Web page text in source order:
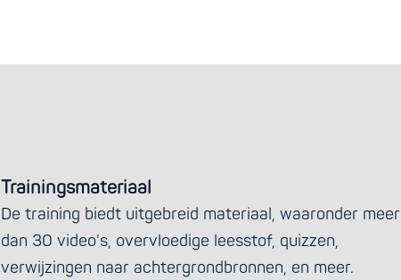
Trainingsmateriaal
De training biedt uitgebreid materiaal, waaronder meer
dan 30 video's, overvloedige leesstof, quizzen,
verwijzingen naar achtergrondbronnen, en meer.